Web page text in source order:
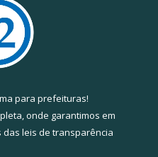
para prefeituras!
onde garantimos em
das leis de transparência